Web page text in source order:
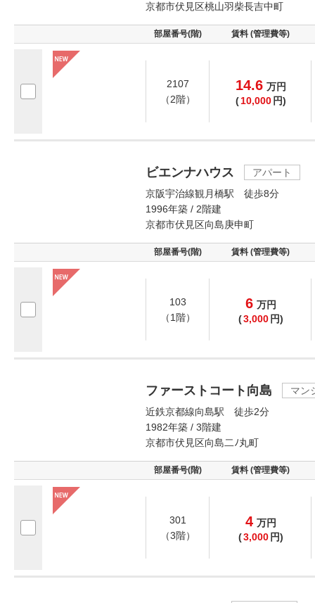
京都市伏見区桃山羽柴長吉中町
部屋番号(階) 賃料 (管理費等)
2107
（2階）
14.6 万円
( 10,000 円)
ビエンナハウス
アパート
京阪宇治線観月橋駅 徒歩8分
1996年築 / 2階建
京都市伏見区向島庚申町
部屋番号(階) 賃料 (管理費等)
103
（1階）
6 万円
(3,000 円)
ファーストコート向島
マン
近鉄京都線向島駅 徒歩2分
1982年築 / 3階建
京都市伏見区向島二ﾉ丸町
部屋番号(階) 賃料 (管理費等)
301
（3階）
4 万円
(3,000 円)